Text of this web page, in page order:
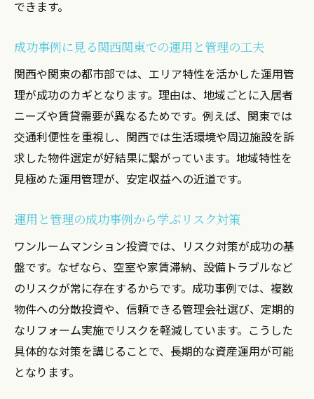
できます。
成功事例に見る関西関東での運用と管理の工夫
関西や関東の都市部では、エリア特性を活かした運用管
理が成功のカギとなります。理由は、地域ごとに入居者
ニーズや賃貸需要が異なるためです。例えば、関東では
交通利便性を重視し、関西では生活環境や周辺施設を訴
求した物件選定が好結果に繋がっています。地域特性を
見極めた運用管理が、安定収益への近道です。
運用と管理の成功事例から学ぶリスク対策
ワンルームマンション投資では、リスク対策が成功の基
盤です。なぜなら、空室や家賃滞納、設備トラブルなど
のリスクが常に存在するからです。成功事例では、複数
物件への分散投資や、信頼できる管理会社選び、定期的
なリフォーム実施でリスクを軽減しています。こうした
具体的な対策を講じることで、長期的な資産運用が可能
となります。